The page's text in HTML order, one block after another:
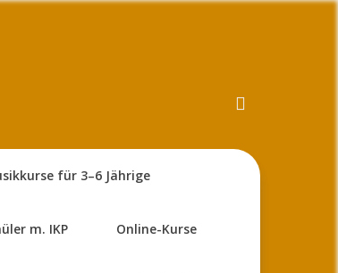
für 3–6 Jährige
m. IKP Online-Kurse